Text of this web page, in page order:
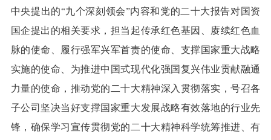
中央提出的“九个深刻领会”内容和党的二十大报告对国资
国企提出的相关要求，担当起传承红色基因、赓续红色血
脉的使命、履行强军兴军首责的使命、支撑国家重大战略
实施的使命、为推进中国式现代化强国复兴伟业贡献融通
力量的使命，推动党的二十大精神深入贯彻落实，号召各
子公司坚决当好支撑国家重大发展战略有效落地的行业先
锋，确保学习宣传贯彻党的二十大精神科学统筹推进、有